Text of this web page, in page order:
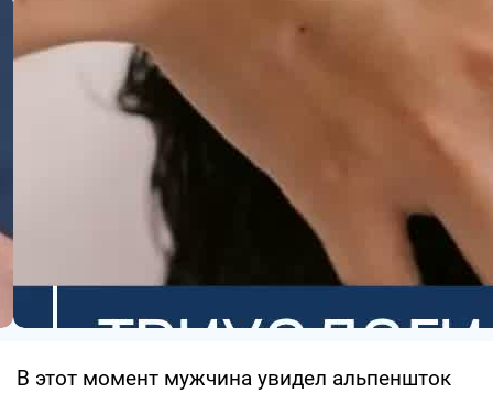
В этот момент мужчина увидел альпеншток